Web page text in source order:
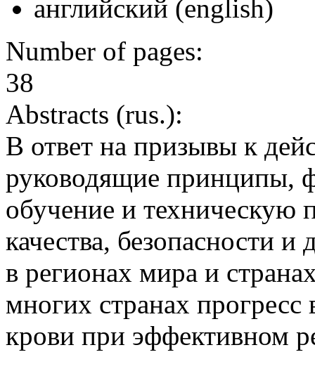
английский (english)
Number of pages:
38
Abstracts (rus.):
В ответ на призывы к
руководящие принципы,
обучение и техническую
качества, безопасности
в регионах мира и
многих странах прогресс
крови при эффективном